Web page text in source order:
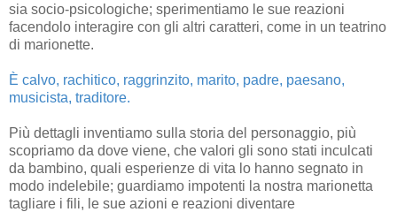
sia socio-psicologiche; sperimentiamo le sue reazioni
facendolo interagire con gli altri caratteri, come in un teatrino
di marionette.
È calvo, rachitico, raggrinzito, marito, padre, paesano,
musicista, traditore.
Più dettagli inventiamo sulla storia del personaggio, più
scopriamo da dove viene, che valori gli sono stati inculcati
da bambino, quali esperienze di vita lo hanno segnato in
modo indelebile; guardiamo impotenti la nostra marionetta
tagliare i fili, le sue azioni e reazioni diventare